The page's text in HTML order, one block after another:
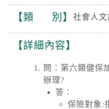
類 別 社會人文
詳細內容
問：第六類健保
辦理?
答：
保險對象: